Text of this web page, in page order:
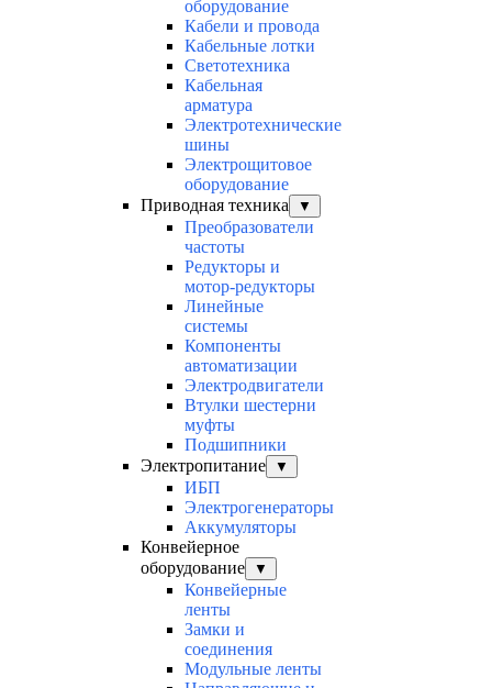
оборудование
Кабели и провода
Кабельные лотки
Светотехника
Кабельная
арматура
Электротехнические
шины
Электрощитовое
оборудование
Приводная техника
▼
Преобразователи
частоты
Редукторы и
мотор-редукторы
Линейные
системы
Компоненты
автоматизации
Электродвигатели
Втулки шестерни
муфты
Подшипники
Электропитание
▼
ИБП
Электрогенераторы
Аккумуляторы
Конвейерное
оборудование
▼
Конвейерные
ленты
Замки и
соединения
Модульные ленты